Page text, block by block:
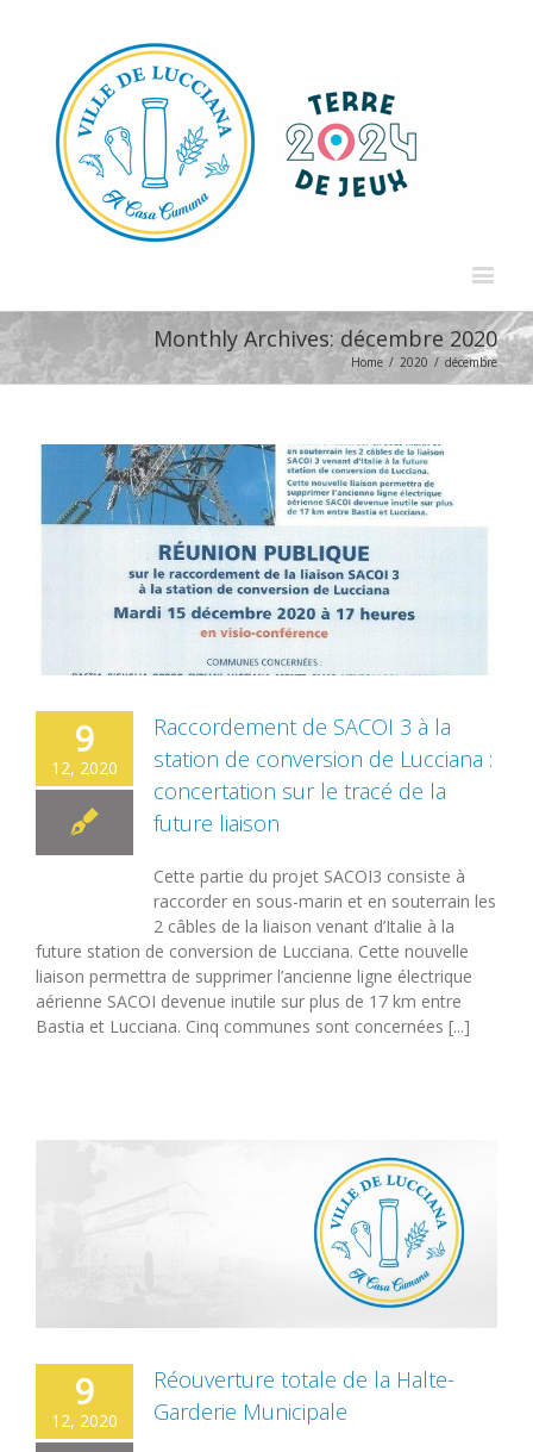
Monthly Archives:décembre 2020
Home / 2020 / décembre
9
12, 2020
Raccordement de SACOI 3 à la
station de conversion de Lucciana :
concertation sur le tracé de la
future liaison
Cette partie du projet SACOI3 consiste à
raccorder en sous-marin et en souterrain les
2 câbles de la liaison venant d’Italie à la
future station de conversion de Lucciana. Cette nouvelle
liaison permettra de supprimer l’ancienne ligne électrique
aérienne SACOI devenue inutile sur plus de 17 km entre
Bastia et Lucciana. Cinq communes sont concernées [...]
9
12, 2020
Réouverture totale de la Halte-
Garderie Municipale